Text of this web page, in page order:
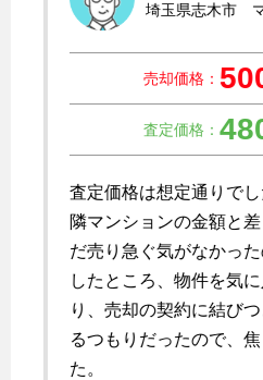
埼玉県志木市
売却価格：
査定価格：
査定価格は想定通りで
隣マンションの金額と
だ売り急ぐ気がなかっ
したところ、物件を気
り、売却の契約に結び
るつもりだったので、
た。